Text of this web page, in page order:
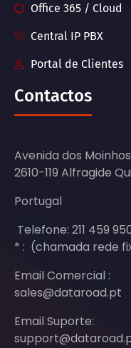
Office 365 / Cloud
Central IP PBX
Portal de Clientes
Contactos
Avenida dos Moinhos
2610-119 Alfragide
Portugal
Telefone: 211 459
* : (chamada rede
Email Comercial :
sales@dataroad.pt
Email Suporte: